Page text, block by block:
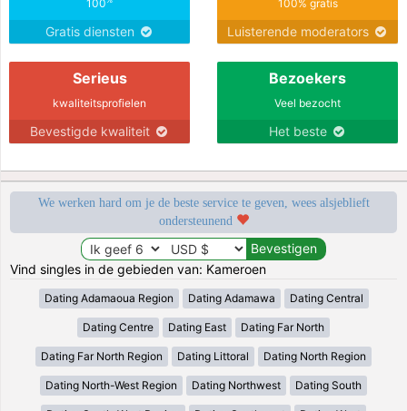
100
Gratis diensten
100% gratis
Luisterende moderators
Serieus
kwaliteitsprofielen
Bevestigde kwaliteit
Bezoekers
Veel bezocht
Het beste
We werken hard om je de beste service te geven, wees alsjeblieft
ondersteunend
Vind singles in de gebieden van: Kameroen
Dating Adamaoua Region Dating Adamawa Dating Central
Dating Centre Dating East Dating Far North
Dating Far North Region Dating Littoral Dating North Region
Dating North-West Region Dating Northwest Dating South